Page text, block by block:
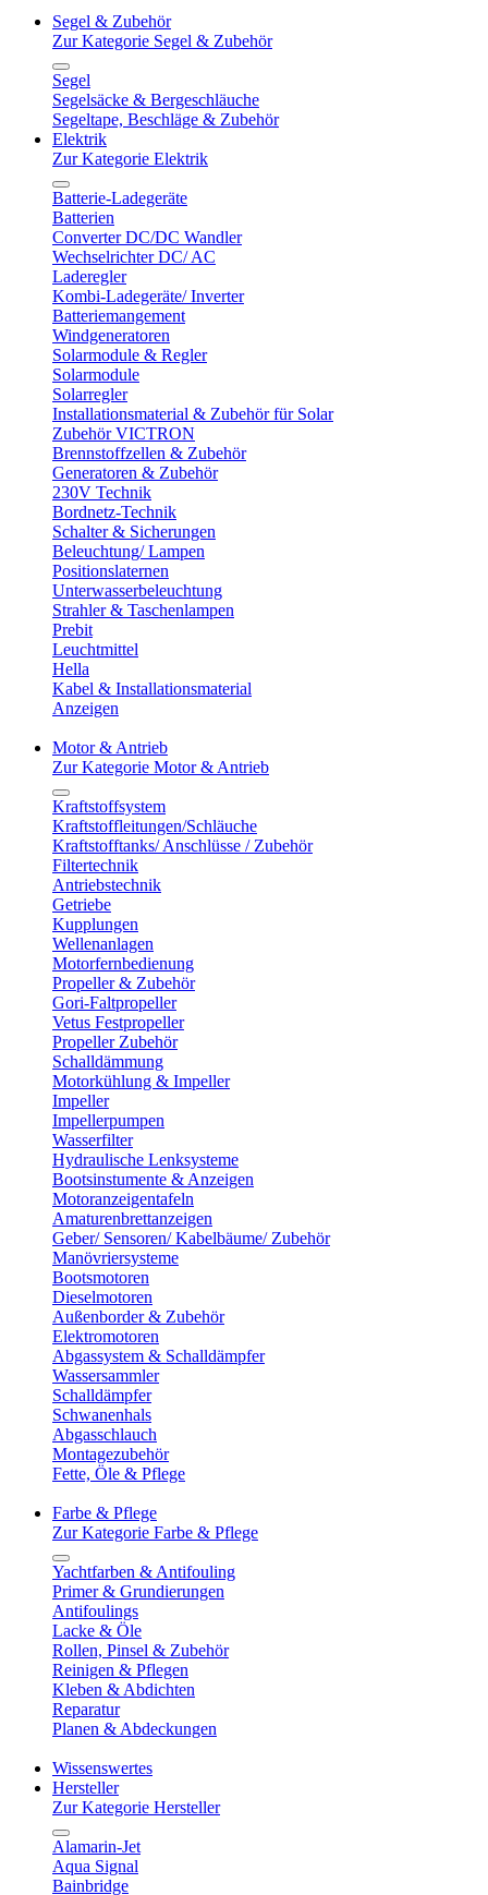
Segel & Zubehör
Zur Kategorie Segel & Zubehör
Segel
Segelsäcke & Bergeschläuche
Segeltape, Beschläge & Zubehör
Elektrik
Zur Kategorie Elektrik
Batterie-Ladegeräte
Batterien
Converter DC/DC Wandler
Wechselrichter DC/ AC
Laderegler
Kombi-Ladegeräte/ Inverter
Batteriemangement
Windgeneratoren
Solarmodule & Regler
Solarmodule
Solarregler
Installationsmaterial & Zubehör für Solar
Zubehör VICTRON
Brennstoffzellen & Zubehör
Generatoren & Zubehör
230V Technik
Bordnetz-Technik
Schalter & Sicherungen
Beleuchtung/ Lampen
Positionslaternen
Unterwasserbeleuchtung
Strahler & Taschenlampen
Prebit
Leuchtmittel
Hella
Kabel & Installationsmaterial
Anzeigen
Motor & Antrieb
Zur Kategorie Motor & Antrieb
Kraftstoffsystem
Kraftstoffleitungen/Schläuche
Kraftstofftanks/ Anschlüsse / Zubehör
Filtertechnik
Antriebstechnik
Getriebe
Kupplungen
Wellenanlagen
Motorfernbedienung
Propeller & Zubehör
Gori-Faltpropeller
Vetus Festpropeller
Propeller Zubehör
Schalldämmung
Motorkühlung & Impeller
Impeller
Impellerpumpen
Wasserfilter
Hydraulische Lenksysteme
Bootsinstumente & Anzeigen
Motoranzeigentafeln
Amaturenbrettanzeigen
Geber/ Sensoren/ Kabelbäume/ Zubehör
Manövriersysteme
Bootsmotoren
Dieselmotoren
Außenborder & Zubehör
Elektromotoren
Abgassystem & Schalldämpfer
Wassersammler
Schalldämpfer
Schwanenhals
Abgasschlauch
Montagezubehör
Fette, Öle & Pflege
Farbe & Pflege
Zur Kategorie Farbe & Pflege
Yachtfarben & Antifouling
Primer & Grundierungen
Antifoulings
Lacke & Öle
Rollen, Pinsel & Zubehör
Reinigen & Pflegen
Kleben & Abdichten
Reparatur
Planen & Abdeckungen
Wissenswertes
Hersteller
Zur Kategorie Hersteller
Alamarin-Jet
Aqua Signal
Bainbridge